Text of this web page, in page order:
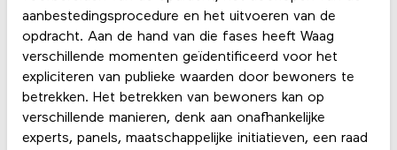
aanbestedingsprocedure en het uitvoeren van de
opdracht. Aan de hand van die fases heeft Waag
verschillende momenten geïdentificeerd voor het
expliciteren van publieke waarden door bewoners te
betrekken. Het betrekken van bewoners kan op
verschillende manieren, denk aan onafhankelijke
experts, panels, maatschappelijke initiatieven, een raad